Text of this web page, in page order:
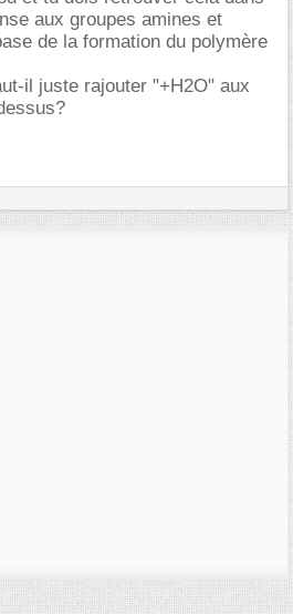
aux groupes amines et
de la formation du polymère
il juste rajouter "+H2O" aux